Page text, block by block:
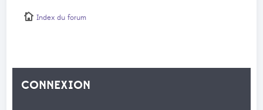
Index du forum
CONNEXION